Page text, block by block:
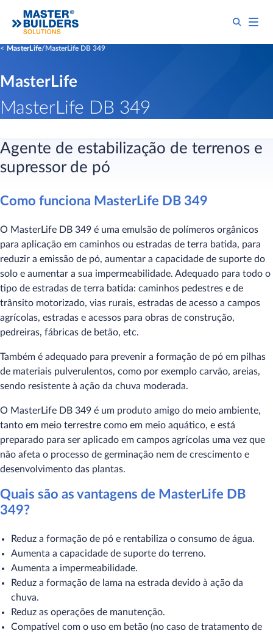
MasterLife MasterLife DB 349
MasterLife
MasterLife DB 349
Agente de estabilização de terrenos e
supressor de pó
Como funciona MasterLife DB 349
O MasterLife DB 349 é uma emulsão de polímeros orgânicos
para aplicação em caminhos ou estradas de terra batida, para
reduzir a emissão de pó, aumentar a capacidade de suporte do
solo e aumentar a sua impermeabilidade. Adequado para todo o
tipo de estradas de terra batida: caminhos pedestres e de
trânsito motorizado, vias rurais, estradas de acesso a campos
agrícolas, estradas e acessos para obras de construção,
pedreiras, fábricas de betão, etc.
Também é adequado para prevenir a formação de pó em pilhas
de materiais pulverulentos, como por exemplo carvão, areias,
sendo resistente à ação da chuva moderada.
O MasterLife DB 349 é um produto amigo do meio ambiente,
tanto em meio terrestre como em meio aquático, e está
preparado para ser aplicado em campos agrícolas uma vez que
não afeta o processo de germinação nem de crescimento e
desenvolvimento das plantas.
Quais são as vantagens de MasterLife DB
349?
Reduz a formação de pó e rentabiliza o consumo de água.
Aumenta a capacidade de suporte do terreno.
Aumenta a impermeabilidade.
Reduz a formação de lama na estrada devido à ação da
chuva.
Reduz as operações de manutenção.
Compatível com o uso em betão (no caso de tratamento de